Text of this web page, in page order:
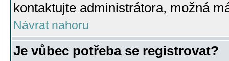
kontaktujte administrátora, možná
Návrat nahoru
Je vůbec potřeba se registrovat?